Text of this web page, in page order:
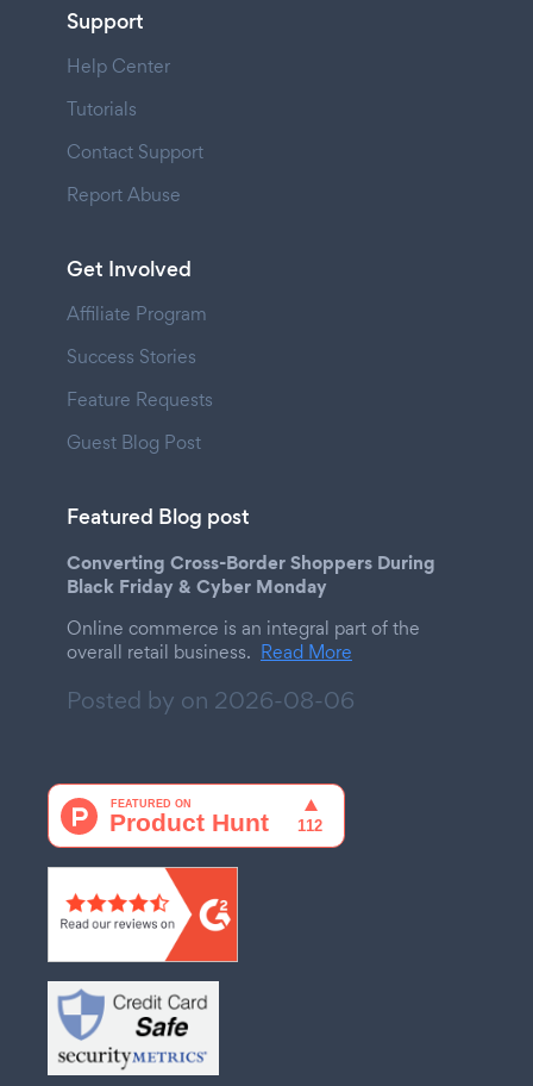
Support
Help Center
Tutorials
Contact Support
Report Abuse
Get Involved
Affiliate Program
Success Stories
Feature Requests
Guest Blog Post
Featured Blog post
Converting Cross-Border Shoppers During
Black Friday & Cyber Monday
Online commerce is an integral part of the
overall retail business. Read More
Posted by on 2026-08-06